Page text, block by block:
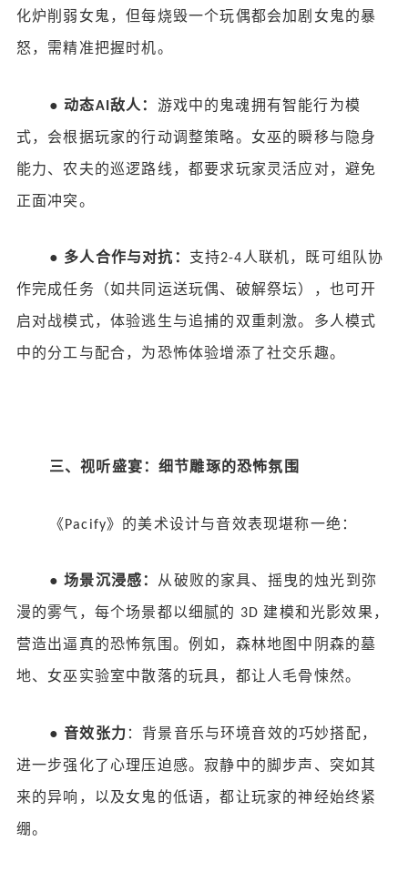
化炉削弱女鬼，但每烧毁一个玩偶都会加剧女鬼的暴
怒，需精准把握时机。
● 动态AI 敌人： 游戏中的鬼魂拥有智能行为模
式，会根据玩家的行动调整策略。女巫的瞬移与隐身
能力、农夫的巡逻路线，都要求玩家灵活应对，避免
正面冲突。
● 多人合作与对抗： 支持2-4 人联机，既可组队协
作完成任务（如共同运送玩偶、破解祭坛），也可开
启对战模式，体验逃生与追捕的双重刺激。多人模式
中的分工与配合，为恐怖体验增添了社交乐趣。
三、视听盛宴：细节雕琢的恐怖氛围
《 Pacify》的美术设计与音效表现堪称一绝：
● 场景沉浸感： 从破败的家具、摇曳的烛光到弥
漫的雾气，每个场景都以细腻的 3D 建模和光影效果，
营造出逼真的恐怖氛围。例如，森林地图中阴森的墓
地、女巫实验室中散落的玩具，都让人毛骨悚然。
● 音效张力 ：背景音乐与环境音效的巧妙搭配，
进一步强化了心理压迫感。寂静中的脚步声、突如其
来的异响，以及女鬼的低语，都让玩家的神经始终紧
绷。